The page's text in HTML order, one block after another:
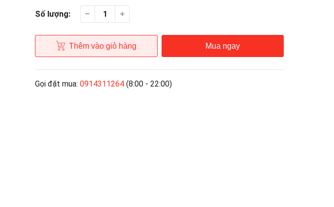
Số lượng:
Thêm vào giỏ hàng Mua ngay
Gọi đặt mua: 0914311264 (8:00 - 22:00)